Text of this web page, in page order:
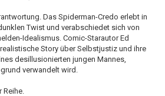
Das Spiderman-Credo erlebt in
Twist und verabschiedet sich von
Idealismus. Comic-Starautor Ed
Story über Selbstjustiz und ihre
desillusionierten jungen Mannes,
verwandelt wird.
Reihe.